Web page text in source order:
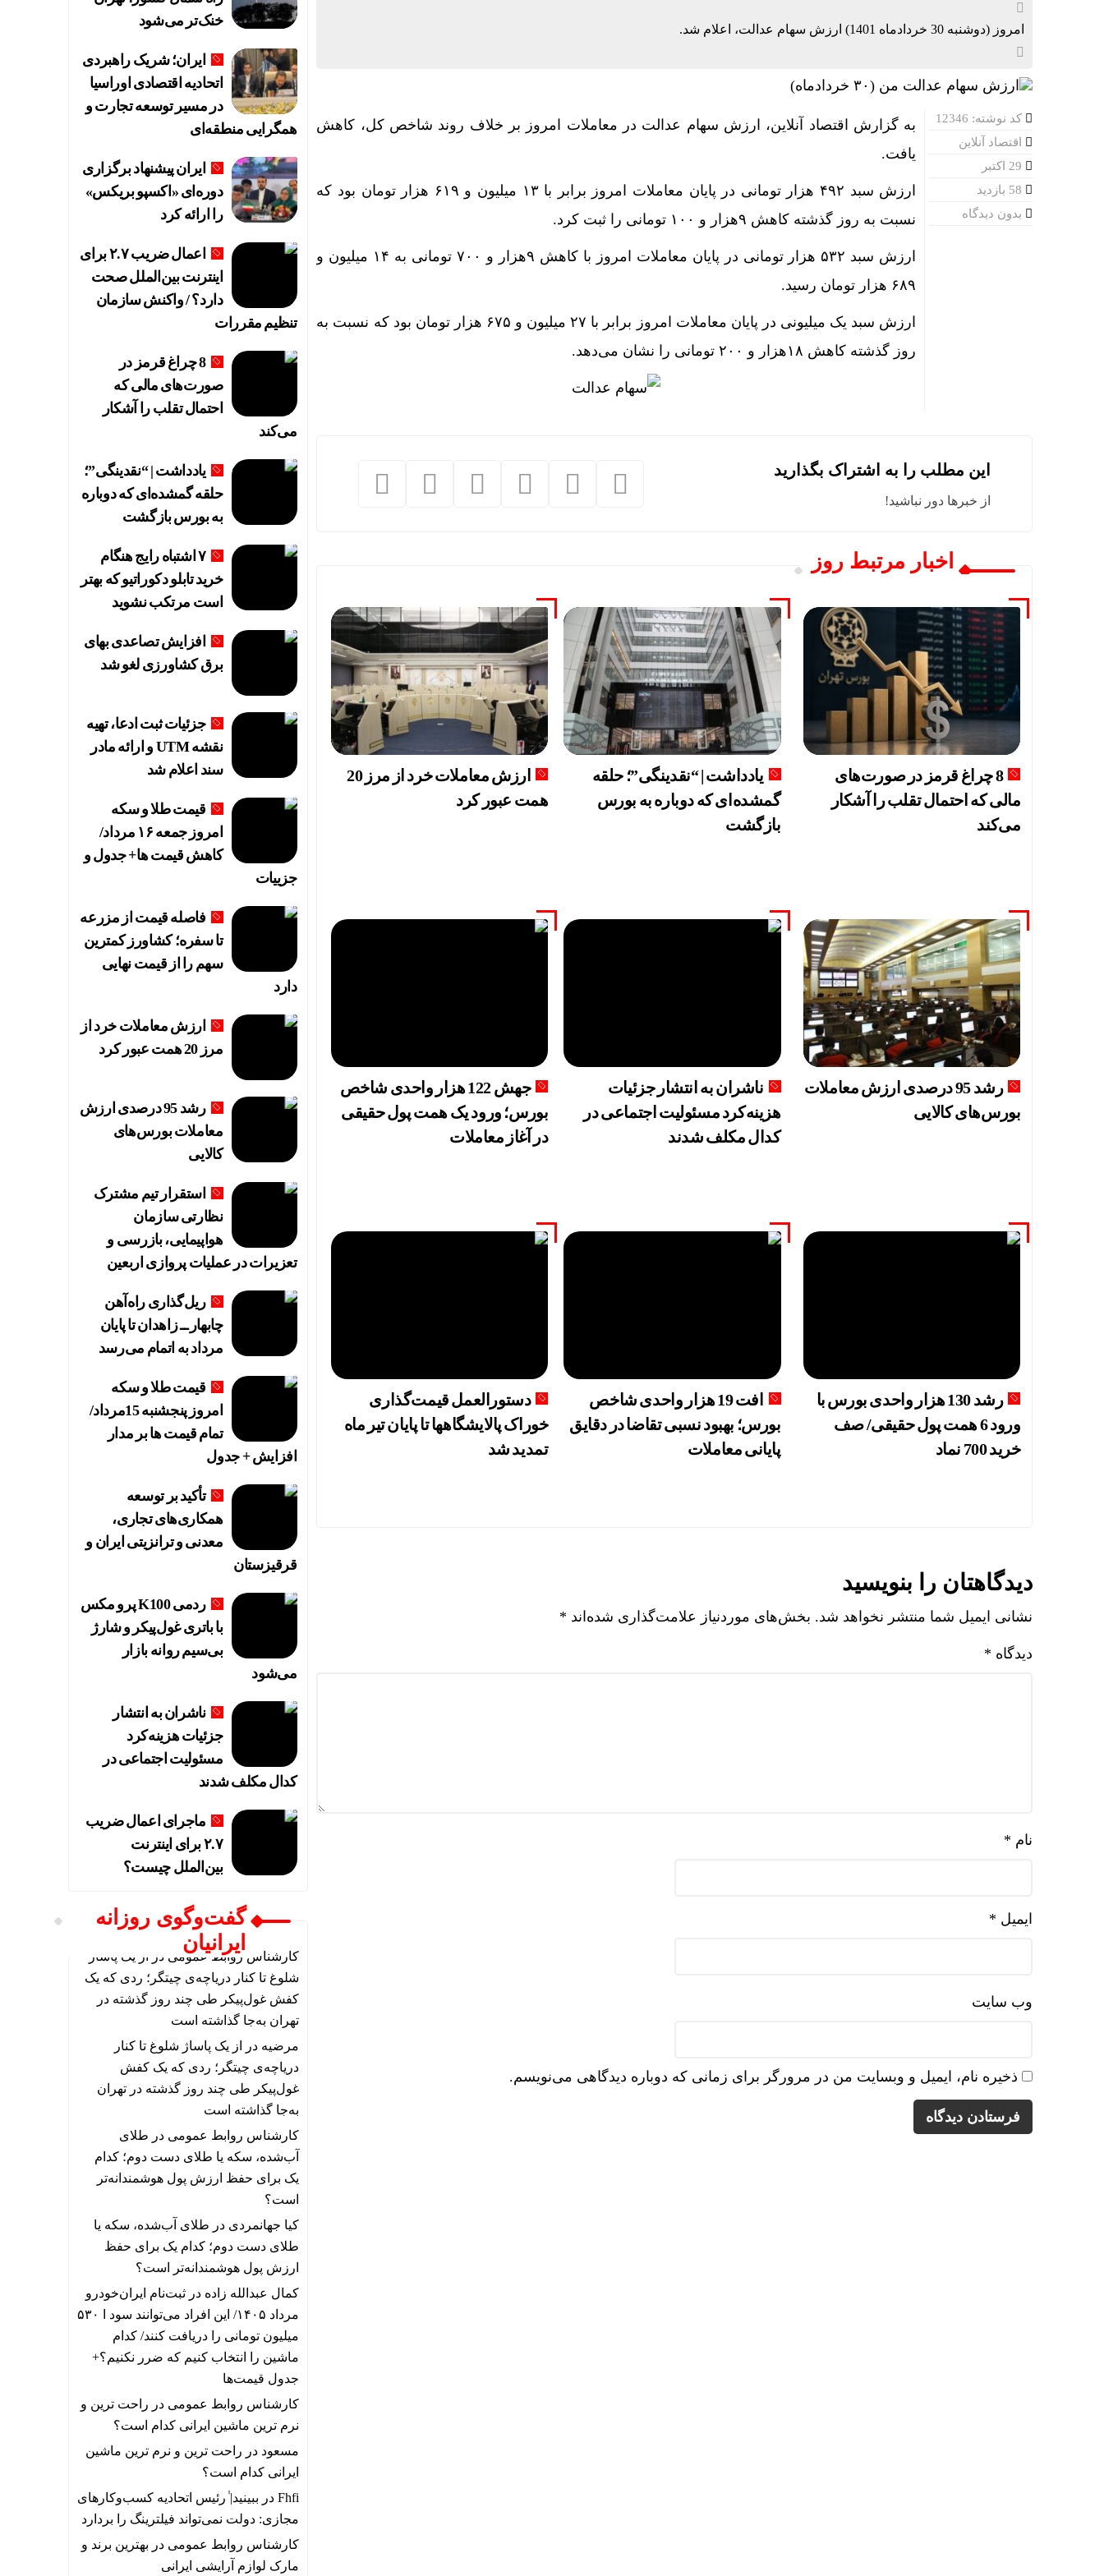
امروز (دوشنبه 30 خردادماه 1401) ارزش سهام عدالت، اعلام شد.
کد نوشته: 12346
اقتصاد آنلاین
بدون دیدگاه
به گزارش اقتصاد آنلاین، ارزش سهام عدالت در معاملات امروز بر خلاف روند شاخص کل، کاهش
یافت.
ارزش سبد ۴۹۲ هزار تومانی در پایان معاملات امروز برابر با ۱۳ میلیون و ۶۱۹ هزار تومان بود که
نسبت به روز گذشته کاهش ۹هزار و ۱۰۰ تومانی را ثبت کرد.
ارزش سبد ۵۳۲ هزار تومانی در پایان معاملات امروز با کاهش ۹هزار و ۷۰۰ تومانی به ۱۴ میلیون و
۶۸۹ هزار تومان رسید.
ارزش سبد یک میلیونی در پایان معاملات امروز برابر با ۲۷ میلیون و ۶۷۵ هزار تومان بود که نسبت به
روز گذشته کاهش ۱۸هزار و ۲۰۰ تومانی را نشان می‌دهد.
این مطلب را به اشتراک بگذارید
از خبرها دور نباشید!
اخبار مرتبط روز
8 چراغ قرمز در صورت‌های
مالی که احتمال تقلب را آشکار
می‌کند
یادداشت | “نقدینگی”؛ حلقه
گمشده‌ای که دوباره به بورس
بازگشت
ارزش معاملات خرد از مرز 20
همت عبور کرد
رشد 95 درصدی ارزش معاملات
بورس‌های کالایی
ناشران به انتشار جزئیات
هزینه‌کرد مسئولیت اجتماعی در
کدال مکلف شدند
جهش 122 هزار واحدی شاخص
بورس؛ ورود یک همت پول حقیقی
در آغاز معاملات
رشد 130 هزار واحدی بورس با
ورود 6 همت پول حقیقی/ صف
خرید 700 نماد
افت 19 هزار واحدی شاخص
بورس؛ بهبود نسبی تقاضا در دقایق
پایانی معاملات
دستورالعمل قیمت‌گذاری
خوراک پالایشگاهها تا پایان تیر ماه
تمدید شد
دیدگاهتان را بنویسید
نشانی ایمیل شما منتشر نخواهد شد. بخش‌های موردنیاز علامت‌گذاری شده‌اند *
دیدگاه *
نام *
ایمیل *
وب‌ سایت
ذخیره نام، ایمیل و وبسایت من در مرورگر برای زمانی که دوباره دیدگاهی می‌نویسم.
خنک‌تر می‌شود
ایران؛ شریک راهبردی
اتحادیه اقتصادی اوراسیا
در مسیر توسعه تجارت و
همگرایی منطقه‌ای
ایران پیشنهاد برگزاری
دوره‌ای «اکسپو بریکس»
را ارائه کرد
اعمال ضریب ۲.۷ برای
اینترنت بین‌الملل صحت
دارد؟ / واکنش سازمان
تنظیم مقررات
8 چراغ قرمز در
صورت‌های مالی که
احتمال تقلب را آشکار
می‌کند
یادداشت | “نقدینگی”؛
حلقه گمشده‌ای که دوباره
به بورس بازگشت
۷ اشتباه رایج هنگام
خرید تابلو دکوراتیو که بهتر
است مرتکب نشوید
افزایش تصاعدی بهای
برق کشاورزی لغو شد
جزئیات ثبت ادعا، تهیه
نقشه UTM و ارائه مادر
سند اعلام شد
قیمت طلا و سکه
امروز جمعه ۱۶ مرداد/
کاهش قیمت ها+ جدول و
جزییات
فاصله قیمت از مزرعه
تا سفره؛ کشاورز کمترین
سهم را از قیمت نهایی
دارد
ارزش معاملات خرد از
مرز 20 همت عبور کرد
رشد 95 درصدی ارزش
معاملات بورس‌های
کالایی
استقرار تیم مشترک
نظارتی سازمان
هواپیمایی، بازرسی و
تعزیرات در عملیات پروازی اربعین
ریل‌گذاری راه‌آهن
چابهار ــ زاهدان تا پایان
مرداد به اتمام می‌رسد
قیمت طلا و سکه
امروز پنجشنبه 15مرداد/
تمام قیمت ها بر مدار
افزایش + جدول
تأکید بر توسعه
همکاری‌های تجاری،
معدنی و ترانزیتی ایران و
قرقیزستان
ردمی K100 پرو مکس
با باتری غول‌پیکر و شارژ
بی‌سیم روانه بازار
می‌شود
ناشران به انتشار
جزئیات هزینه‌کرد
مسئولیت اجتماعی در
کدال مکلف شدند
ماجرای اعمال ضریب
۲.۷ برای اینترنت
بین‌الملل چیست؟
گفت‌وگوی روزانه
ایرانیان
کارشناس روابط عمومی در از یک پاساژ
شلوغ تا کنار دریاچه‌ی چیتگر؛ ردی که یک
کفش غول‌پیکر طی چند روز گذشته در
تهران به‌جا گذاشته است
مرضیه در
از یک پاساژ شلوغ تا کنار
دریاچه‌ی چیتگر؛ ردی که یک کفش
غول‌پیکر طی چند روز گذشته در تهران
به‌جا گذاشته است
کارشناس روابط عمومی در طلای
آب‌شده، سکه یا طلای دست دوم؛ کدام
یک برای حفظ ارزش پول هوشمندانه‌تر
است؟
کیا جهانمردی در طلای آب‌شده، سکه یا
طلای دست دوم؛ کدام یک برای حفظ
ارزش پول هوشمندانه‌تر است؟
کمال عبدالله زاده در ثبت‌نام ایران‌خودرو
مرداد ۱۴۰۵/ این افراد می‌توانند سود ا ۵۳۰
میلیون تومانی را دریافت کنند/ کدام
ماشین را انتخاب کنیم که ضرر نکنیم؟+
جدول قیمت‌ها
کارشناس روابط عمومی در راحت ترین و
نرم ترین ماشین ایرانی کدام است؟
مسعود در راحت ترین و نرم ترین ماشین
ایرانی کدام است؟
Fhfiدر ببینید| ٰرئیس اتحادیه کسب‌وکارهای
مجازی: دولت نمی‌تواند فیلترینگ را بردارد
کارشناس روابط عمومی در بهترین برند و
مارک لوازم آرایشی ایرانی